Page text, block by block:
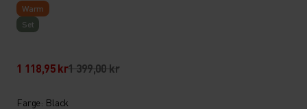
Warm
Set
1 118,95 kr1 399,00 kr
Farge: Black